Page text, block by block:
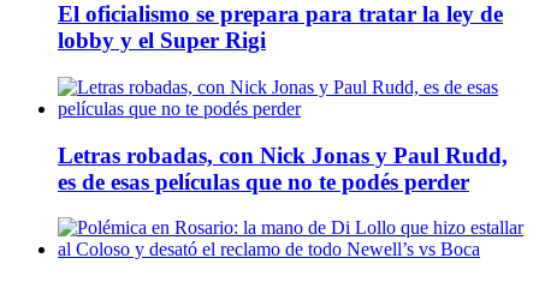
El oficialismo se prepara para tratar la ley de
lobby y el Super Rigi
Letras robadas, con Nick Jonas y Paul Rudd,
es de esas películas que no te podés perder